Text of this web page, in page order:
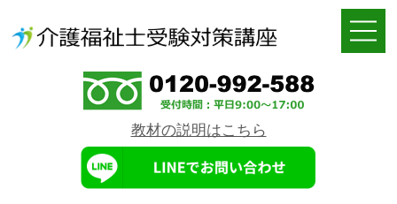
教材の説明はこちら